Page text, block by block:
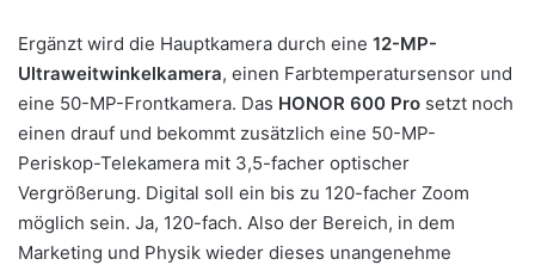
Ergänzt wird die Hauptkamera durch eine 12-MP-
Ultraweitwinkelkamera, einen Farbtemperatursensor und
eine 50-MP-Frontkamera. Das HONOR 600 Pro setzt noch
einen drauf und bekommt zusätzlich eine 50-MP-
Periskop-Telekamera mit 3,5-facher optischer
Vergrößerung. Digital soll ein bis zu 120-facher Zoom
möglich sein. Ja, 120-fach. Also der Bereich, in dem
Marketing und Physik wieder dieses unangenehme